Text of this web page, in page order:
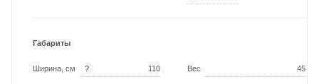
Габариты
Ширина, см ? 110 Вес 45